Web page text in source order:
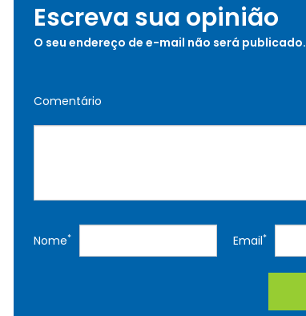
Escreva sua opinião
O seu endereço de e-mail não será publicado.
Comentário
Nome* Email*